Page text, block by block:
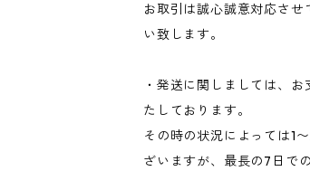
お取引は誠心誠意対応さ
い致します。
・発送に関しましては、
たしております。
その時の状況によっては1
ざいますが、最長の7日で